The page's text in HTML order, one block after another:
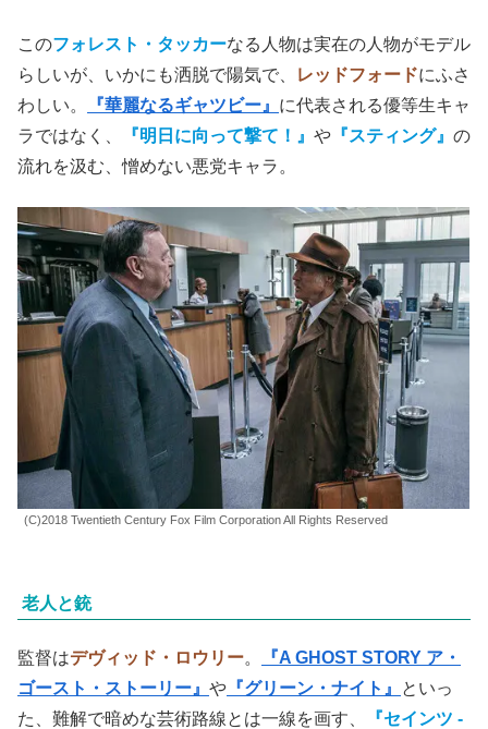
このフォレスト・タッカーなる人物は実在の人物がモデル
らしいが、いかにも洒脱で陽気で、
レッドフォードにふさ
わしい。
『華麗なるギャツビー』 に代表される優等生キャ
ラではなく、
『明日に向って撃て！』 や 『スティング』 の
流れを汲む、憎めない悪党キャラ。
(C)2018 Twentieth Century Fox Film Corporation All Rights Reserved
老人と銃
監督はデヴィッド・ロウリー。
『A GHOST STORY ア・
ゴースト・ストーリー』 や 『グリーン・ナイト』
といっ
た、難解で暗めな芸術路線とは一線を画す、
『セインツ -